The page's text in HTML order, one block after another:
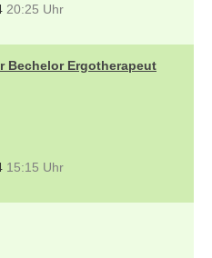
20:25 Uhr
Bechelor Ergotherapeut
15:15 Uhr